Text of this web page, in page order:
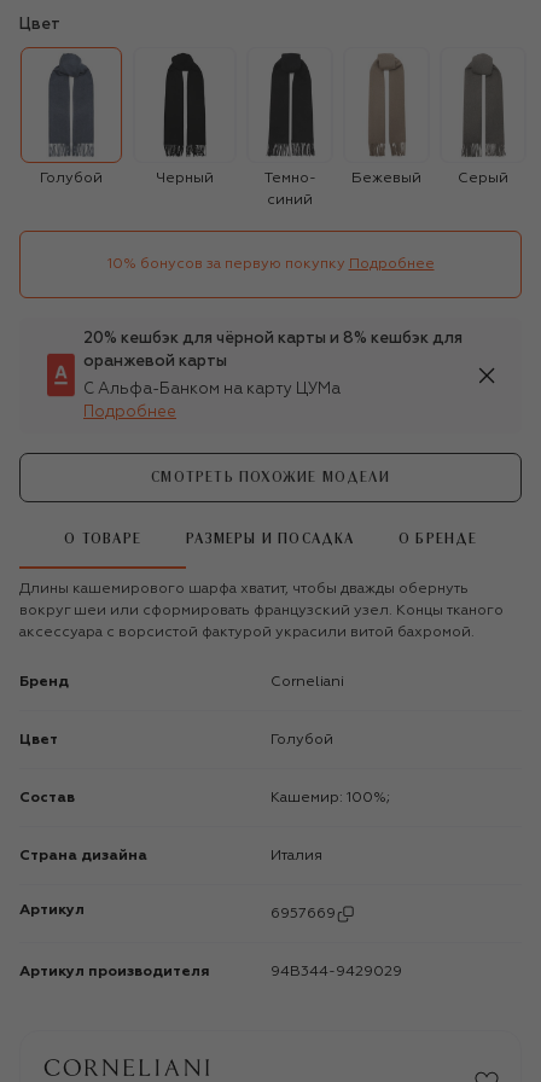
Цвет
Голубой Черный
Темно-
синий
Бежевый Серый
10% бонусов за первую покупку Подробнее
20% кешбэк для чёрной карты и 8% кешбэк для
оранжевой карты
С Альфа-Банком на карту ЦУМа
Подробнее
СМОТРЕТЬ ПОХОЖИЕ МОДЕЛИ
О ТОВАРЕ РАЗМЕРЫ И ПОСАДКА О БРЕНДЕ
Длины кашемирового шарфа хватит, чтобы дважды обернуть
вокруг шеи или сформировать французский узел. Концы тканого
аксессуара с ворсистой фактурой украсили витой бахромой.
Бренд Corneliani
Цвет Голубой
Состав Кашемир: 100%;
Страна дизайна Италия
Артикул 6957669
Артикул производителя 94B344-9429029